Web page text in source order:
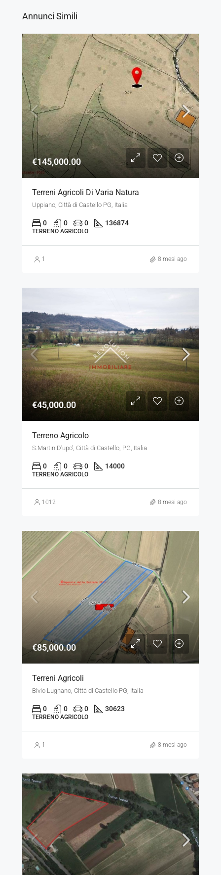
Annunci Simili
€145,000.00
Terreni Agricoli Di Varia Natura
Uppiano, Città di Castello PG, Italia
0 0 0 136874
TERRENO AGRICOLO
1 8 mesi ago
€45,000.00
Terreno Agricolo
S.Martin D'upo', Città di Castello, PG, Italia
0 0 0 14000
TERRENO AGRICOLO
1012 8 mesi ago
€85,000.00
Terreni Agricoli
Bivio Lugnano, Città di Castello PG, Italia
0 0 0 30623
TERRENO AGRICOLO
1 8 mesi ago